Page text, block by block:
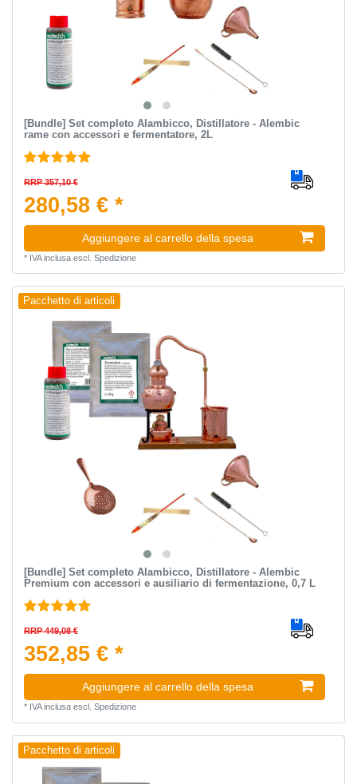
[Bundle] Set completo Alambicco, Distillatore - Alembic
rame con accessori e fermentatore, 2L
RRP 357,10 €
280,58 € *
Aggiungere al carrello della spesa
* IVA inclusaescl. Spedizione
Pacchetto di articoli
[Bundle] Set completo Alambicco, Distillatore - Alembic
Premium con accessori e ausiliario di fermentazione, 0,7 L
RRP 449,08 €
352,85 € *
Aggiungere al carrello della spesa
* IVA inclusaescl. Spedizione
Pacchetto di articoli